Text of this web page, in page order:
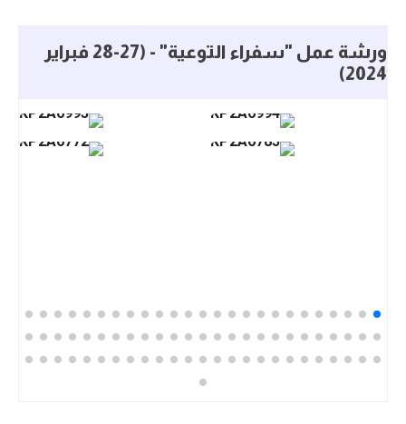
ورشة عمل "سفراء التوعية" - (27-28 فبراير
2024)